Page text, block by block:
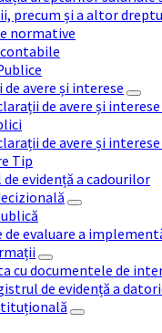
precum și a altor
normative
de avere și interese
de avere și
de avere și
Tip
evidență a cadourilor
de evaluare a
cu documentele de
de evidență a